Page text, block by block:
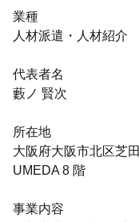
業種
人材派遣・人材紹介
代表者名
藪ノ 賢次
所在地
大阪府大阪市北区芝
UMEDA 8 階
事業内容